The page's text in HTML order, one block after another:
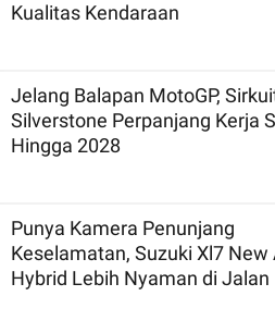
Kualitas Kendaraan
Jelang Balapan MotoGP,
Silverstone Perpanjang Kerja
Hingga 2028
Punya Kamera Penunjang
Keselamatan, Suzuki Xl7 New
Hybrid Lebih Nyaman di Jalan